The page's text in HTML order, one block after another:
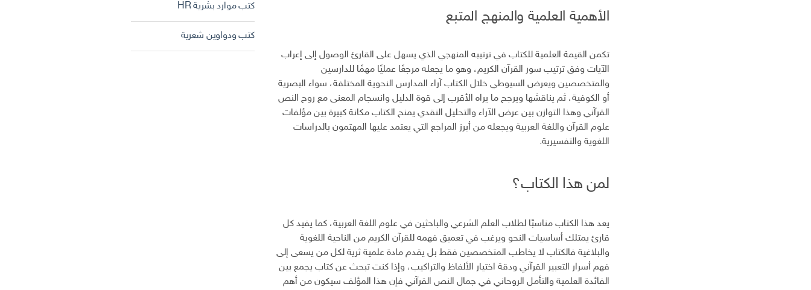
الأهمية العلمية والمنهج المتبع
تكمن القيمة العلمية للكتاب في ترتيبه المنهجي الذي يسهل على القارئ الوصول إلى إعراب
الآيات وفق ترتيب سور القرآن الكريم، وهو ما يجعله مرجعًا عمليًا مهمًا للدارسين
والمتخصصين ويعرض السيوطي خلال الكتاب آراء المدارس النحوية المختلفة، سواء البصرية
أو الكوفية، ثم يناقشها ويرجح ما يراه الأقرب إلى قوة الدليل وانسجام المعنى مع روح النص
القرآني وهذا التوازن بين عرض الآراء والتحليل النقدي يمنح الكتاب مكانة كبيرة بين مؤلفات
علوم القرآن واللغة العربية ويجعله من أبرز المراجع التي يعتمد عليها المهتمون بالدراسات
اللغوية والتفسيرية.
لمن هذا الكتاب؟
يعد هذا الكتاب مناسبًا لطلاب العلم الشرعي والباحثين في علوم اللغة العربية، كما يفيد كل
قارئ يمتلك أساسيات النحو ويرغب في تعميق فهمه للقرآن الكريم من الناحية اللغوية
والبلاغية فالكتاب لا يخاطب المتخصصين فقط بل يقدم مادة علمية ثرية لكل من يسعى إلى
فهم أسرار التعبير القرآني ودقة اختيار الألفاظ والتراكيب، وإذا كنت تبحث عن كتاب يجمع بين
الفائدة العلمية والتأمل الروحاني في جمال النص القرآني فإن هذا المؤلف سيكون من أهم
كتب موارد بشرية HR
كتب ودواوين شعرية